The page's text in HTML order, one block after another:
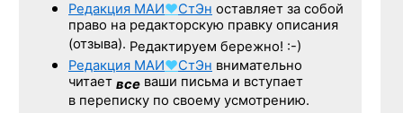
Редакция МАИ♥СтЭн оставляет за собой
право на редакторскую правку описания
(отзыва). Редактируем бережно! :-)
Редакция МАИ♥СтЭн внимательно
читает все ваши письма и вступает
в переписку по своему усмотрению.